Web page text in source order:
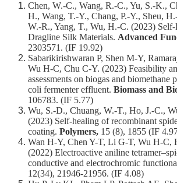
生
Chen, W.-C., Wang, R.-C., Yu, S.-K.,
H., Wang, T.-Y., Chang, P.-Y., Sheu,
W.-R., Yang, T., Wu, H.-C. (2023) Self-
Dragline Silk Materials. Advanced
2303571. (IF 19.92)
Sabarikirishwaran P, Shen M-Y,
Wu H-C, Chu C-Y. (2023) Feasibility
assessments on biogas and biomethane
coli fermenter effluent. Biomass and
106783. (IF 5.77)
Wu, S.-D., Chuang, W.-T., Ho, J.-C.,
(2023) Self-healing of recombinant
coating. Polymers, 15 (8), 1855 (IF
Wan H-Y, Chen Y-T, Li G-T, Wu H-C,
(2022) Electroactive aniline
conductive and electrochromic
12(34), 21946-21956. (IF 4.08)